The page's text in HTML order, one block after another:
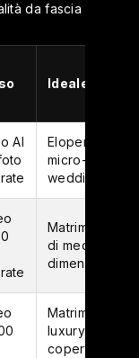
da fascia
Ideale per
AI
Elopement,
micro-
wedding
Matrimoni
di medie
dimensioni
Matrimoni
luxury con
copertura